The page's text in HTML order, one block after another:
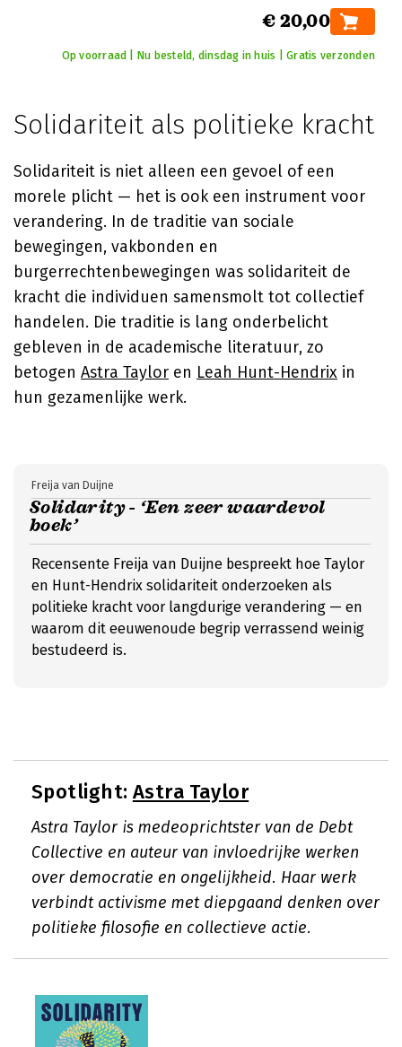
€ 20,00
Op voorraad | Nu besteld, dinsdag in huis | Gratis verzonden
Solidariteit als politieke kracht
Solidariteit is niet alleen een gevoel of een
morele plicht — het is ook een instrument voor
verandering. In de traditie van sociale
bewegingen, vakbonden en
burgerrechtenbewegingen was solidariteit de
kracht die individuen samensmolt tot collectief
handelen. Die traditie is lang onderbelicht
gebleven in de academische literatuur, zo
betogen Astra Taylor en Leah Hunt-Hendrix in
hun gezamenlijke werk.
Solidarity - ‘Een zeer waardevol
boek’
Freija van Duijne
Recensente Freija van Duijne bespreekt hoe Taylor
en Hunt-Hendrix solidariteit onderzoeken als
politieke kracht voor langdurige verandering — en
waarom dit eeuwenoude begrip verrassend weinig
bestudeerd is.
Spotlight: Astra Taylor
Astra Taylor is medeoprichtster van de Debt
Collective en auteur van invloedrijke werken
over democratie en ongelijkheid. Haar werk
verbindt activisme met diepgaand denken over
politieke filosofie en collectieve actie.